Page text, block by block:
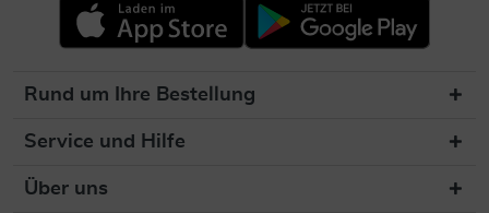
Rund um Ihre Bestellung
Service und Hilfe
Über uns